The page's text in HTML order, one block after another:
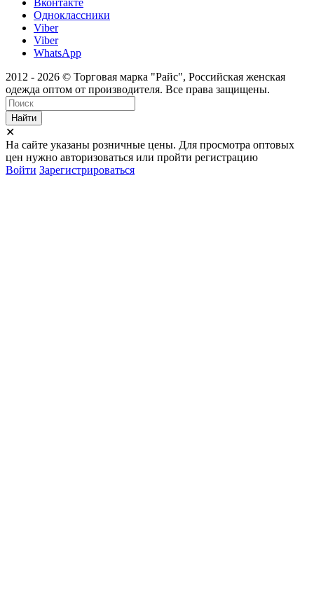
Одноклассники
Viber
Viber
WhatsApp
2012 - 2026 © Торговая марка "Райс", Российская женская
одежда оптом от производителя. Все права защищены.
Найти
✕
На сайте указаны розничные цены. Для просмотра оптовых
цен нужно авторизоваться или пройти регистрацию
Войти Зарегистрироваться